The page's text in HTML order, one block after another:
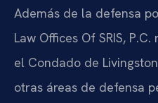
Además de la defensa
Law Offices Of SRIS,
el Condado de
otras áreas de defensa